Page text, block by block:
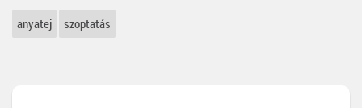
anyatej szoptatás